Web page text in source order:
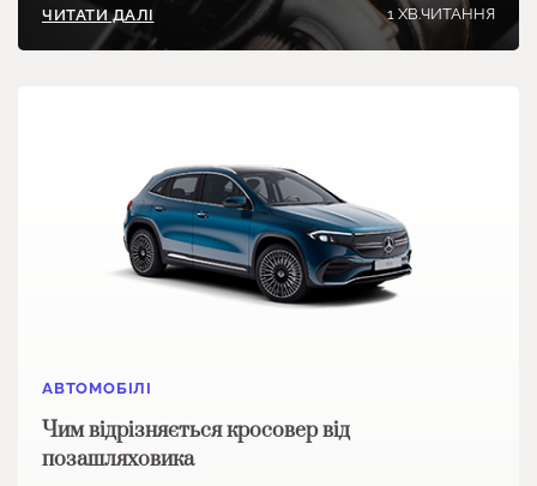
ЧИТАТИ ДАЛІ 1 ХВ.ЧИТАННЯ
АВТОМОБІЛІ
Чим відрізняється кросовер від
позашляховика